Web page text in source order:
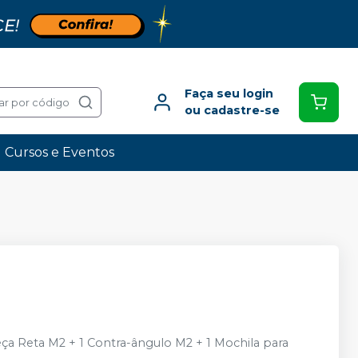
por código
Faça seu login
ou cadastre-se
Cursos e Eventos
Reta M2 + 1 Contra-ângulo M2 + 1 Mochila para